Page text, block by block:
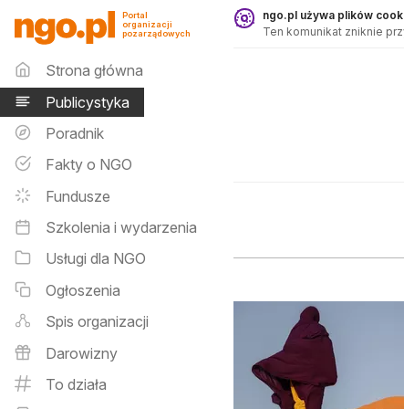
Publicystyka - ngo.pl
Portal
organizacji
pozarządowych
Menu główne
Strona główna
Publicystyka
Poradnik
Fakty o NGO
Fundusze
Szkolenia i wydarzenia
Usługi dla NGO
Ogłoszenia
Spis organizacji
Darowizny
To działa
ngo.pl używa plików
Ten komunikat zniknie